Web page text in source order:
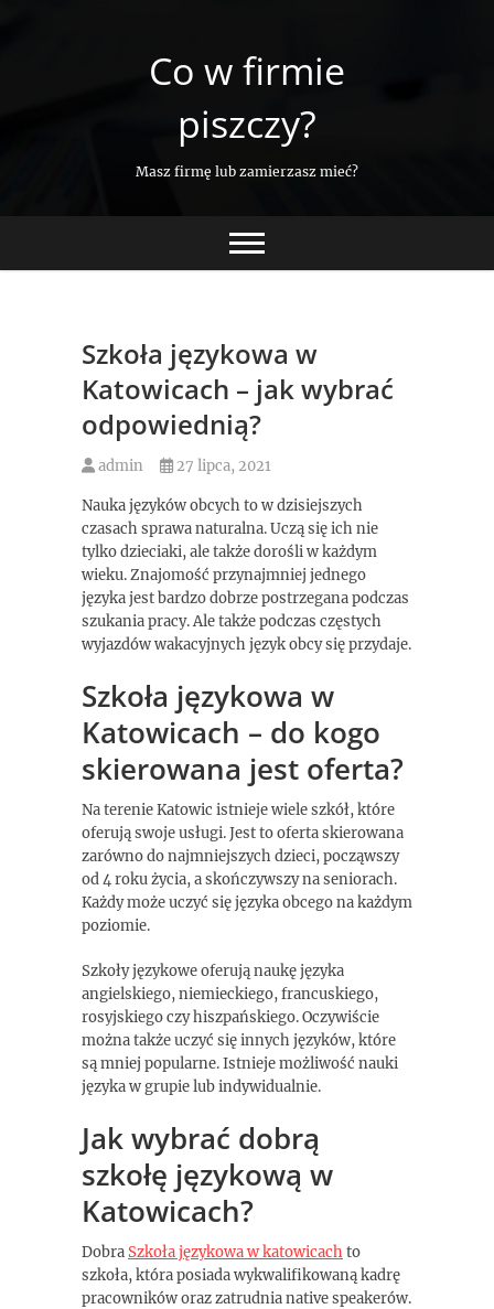
Co w firmie
piszczy?
Masz firmę lub zamierzasz mieć?
Szkoła językowa w
Katowicach – jak wybrać
odpowiednią?
admin 27 lipca, 2021
Nauka języków obcych to w dzisiejszych
czasach sprawa naturalna. Uczą się ich nie
tylko dzieciaki, ale także dorośli w każdym
wieku. Znajomość przynajmniej jednego
języka jest bardzo dobrze postrzegana podczas
szukania pracy. Ale także podczas częstych
wyjazdów wakacyjnych język obcy się przydaje.
Szkoła językowa w
Katowicach – do kogo
skierowana jest oferta?
Na terenie Katowic istnieje wiele szkół, które
oferują swoje usługi. Jest to oferta skierowana
zarówno do najmniejszych dzieci, począwszy
od 4 roku życia, a skończywszy na seniorach.
Każdy może uczyć się języka obcego na każdym
poziomie.
Szkoły językowe oferują naukę języka
angielskiego, niemieckiego, francuskiego,
rosyjskiego czy hiszpańskiego. Oczywiście
można także uczyć się innych języków, które
są mniej popularne. Istnieje możliwość nauki
języka w grupie lub indywidualnie.
Jak wybrać dobrą
szkołę językową w
Katowicach?
DobraSzkoła językowa w katowicachto
szkoła, która posiada wykwalifikowaną kadrę
pracowników oraz zatrudnia native speakerów.